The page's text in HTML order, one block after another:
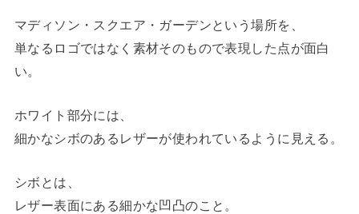
マディソン・スクエア・ガーデンという場所を、
単なるロゴではなく素材そのもので表現した点が面白
い。
ホワイト部分には、
細かなシボのあるレザーが使われているように見える。
シボとは、
レザー表面にある細かな凹凸のこと。